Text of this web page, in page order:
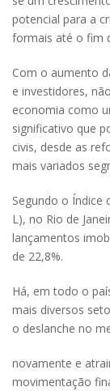
potencial para a
formais até o fim
Com o aumento
e investidores,
economia como
significativo que
civis, desde as
mais variados
Segundo o Índice
L), no Rio de
lançamentos
de 22,8%.
Há, em todo o
mais diversos
o deslanche no
novamente e
movimentação